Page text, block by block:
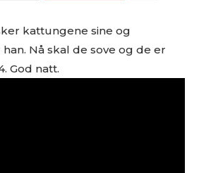
kattungene sine og
Nå skal de sove og de er
God natt.